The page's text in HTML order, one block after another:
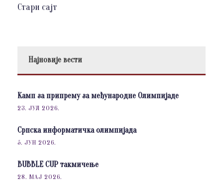
Стари сајт
Најновије вести
Камп за припрему за међународне Олимпијаде
23. ЈУЛ 2026.
Српска информатичка олимпијада
5. ЈУН 2026.
BUBBLE CUP такмичење
28. МАЈ 2026.